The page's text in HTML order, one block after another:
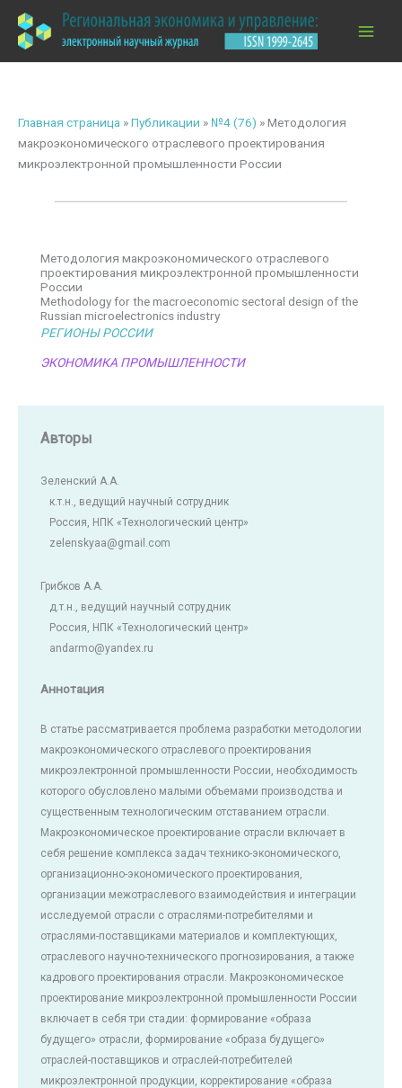
содержимому
Главная страница »Публикации » №4 (76) »Методология
макроэкономического отраслевого проектирования
микроэлектронной промышленности России
Методология макроэкономического отраслевого
проектирования микроэлектронной промышленности
России
Methodology for the macroeconomic sectoral design of the
Russian microelectronics industry
РЕГИОНЫ РОССИИ
ЭКОНОМИКА ПРОМЫШЛЕННОСТИ
Авторы
Зеленский А.А.
к.т.н., ведущий научный сотрудник
Россия, НПК «Технологический центр»
zelenskyaa@gmail.com
Грибков А.А.
д.т.н., ведущий научный сотрудник
Россия, НПК «Технологический центр»
andarmo@yandex.ru
Аннотация
В статье рассматривается проблема разработки методологии
макроэкономического отраслевого проектирования
микроэлектронной промышленности России, необходимость
которого обусловлено малыми объемами производства и
существенным технологическим отставанием отрасли.
Макроэкономическое проектирование отрасли включает в
себя решение комплекса задач технико-экономического,
организационно-экономического проектирования,
организации межотраслевого взаимодействия и интеграции
исследуемой отрасли с отраслями-потребителями и
отраслями-поставщиками материалов и комплектующих,
отраслевого научно-технического прогнозирования, а также
кадрового проектирования отрасли. Макроэкономическое
проектирование микроэлектронной промышленности России
включает в себя три стадии: формирование «образа
будущего» отрасли, формирование «образа будущего»
отраслей-поставщиков и отраслей-потребителей
микроэлектронной продукции, корректирование «образа